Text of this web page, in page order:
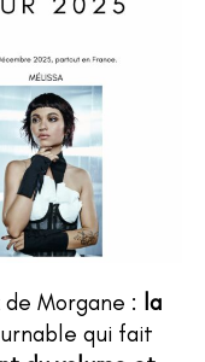
Morgane : la
qui fait